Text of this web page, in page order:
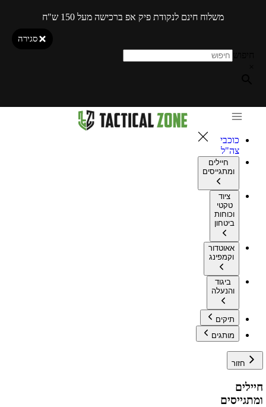
משלוח חינם לנקודת פיק אפ ברכישה מעל 150 ש"ח
סגירה
כוכבי
צה"ל
חיילים
ומתגייסים
ציוד
טקטי
וכוחות
ביטחון
אאוטדור
וקמפינג
ביגוד
והנעלה
תיקים
מותגים
חזור
חיילים
ומתגייסים